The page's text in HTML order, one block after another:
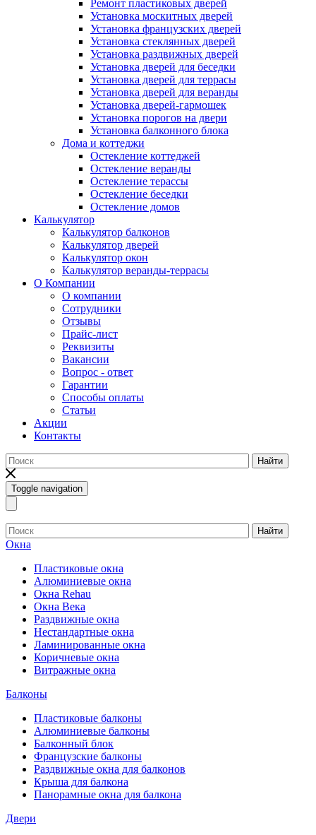
Ремонт пластиковых дверей
Установка москитных дверей
Установка французских дверей
Установка стеклянных дверей
Установка раздвижных дверей
Установка дверей для беседки
Установка дверей для террасы
Установка дверей для веранды
Установка дверей-гармошек
Установка порогов на двери
Установка балконного блока
Дома и коттеджи
Остекление коттеджей
Остекление веранды
Остекление терассы
Остекление беседки
Остекление домов
Калькулятор
Калькулятор балконов
Калькулятор дверей
Калькулятор окон
Калькулятор веранды-террасы
О Компании
О компании
Сотрудники
Отзывы
Прайс-лист
Реквизиты
Вакансии
Вопрос - ответ
Гарантии
Способы оплаты
Статьи
Акции
Контакты
Найти
Toggle navigation
Найти
Окна
Пластиковые окна
Алюминиевые окна
Окна Rehau
Окна Века
Раздвижные окна
Нестандартные окна
Ламинированные окна
Коричневые окна
Витражные окна
Балконы
Пластиковые балконы
Алюминиевые балконы
Балконный блок
Французские балконы
Раздвижные окна для балконов
Крыша для балкона
Панорамные окна для балкона
Двери